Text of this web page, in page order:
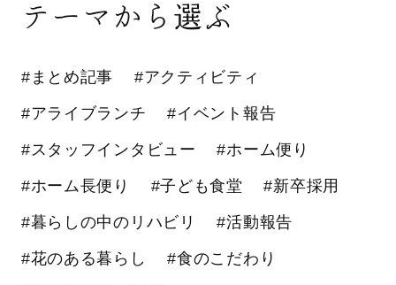
テーマから選ぶ
#まとめ記事 #アクティビティ
#アライブランチ #イベント報告
#スタッフインタビュー #ホーム便り
#ホーム長便り #子ども食堂 #新卒採用
#暮らしの中のリハビリ #活動報告
#花のある暮らし #食のこだわり